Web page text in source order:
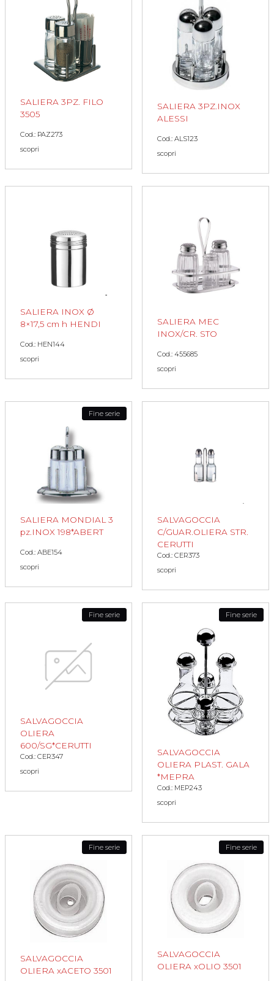
SALIERA 3PZ. FILO
3505
Cod.: PAZ273
scopri
SALIERA 3PZ.INOX
ALESSI
Cod.: ALS123
scopri
SALIERA INOX Ø
8×17,5 cm h HENDI
Cod.: HEN144
scopri
SALIERA MEC
INOX/CR. STO
Cod.: 455685
scopri
Fine serie
SALIERA MONDIAL 3
pz.INOX 198*ABERT
Cod.: ABE154
scopri
SALVAGOCCIA
C/GUAR.OLIERA STR.
CERUTTI
Cod.: CER373
scopri
Fine serie
SALVAGOCCIA
OLIERA
600/SG*CERUTTI
Cod.: CER347
scopri
Fine serie
SALVAGOCCIA
OLIERA PLAST. GALA
*MEPRA
Cod.: MEP243
scopri
Fine serie
SALVAGOCCIA
OLIERA xACETO 3501
Fine serie
SALVAGOCCIA
OLIERA xOLIO 3501